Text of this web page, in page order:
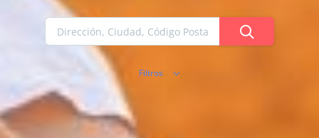
Filtros